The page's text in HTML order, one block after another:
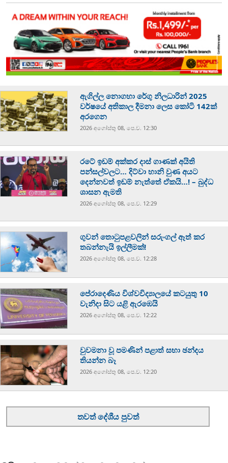
ඇගිල්ල නොගහා රේගු නිලධාරින් 2025
වර්ෂයේ අතිකාල දීමනා ලෙස කෝටි 142ක්
අරගෙන
2026 අගෝස්‍තු 08, පෙ.ව. 12:30
රටේ ඉඩම් අක්කර දාස් ගාණක් අයිති
පන්සල්වලට… දිට්වා හානි වුණ අයට
දෙන්නවත් ඉඩම් නැත්තේ ඒකයි…! – බුද්ධ
ශාසන ඇමති
2026 අගෝස්‍තු 08, පෙ.ව. 12:29
ගුවන් තොටුපළවලින් සරුංගල් ඈත් කර
තබන්නැයි ඉල්ලීමක්!
2026 අගෝස්‍තු 08, පෙ.ව. 12:28
පේරාදෙණිය විශ්වවිද්‍යාලයේ කටයුතු 10
වැනිදා සිට යළි ඇරඹෙයි
2026 අගෝස්‍තු 08, පෙ.ව. 12:22
වුවමනා වූ පමණින් පළාත් සභා ඡන්දය
තියන්න බෑ
2026 අගෝස්‍තු 08, පෙ.ව. 12:20
තවත් දේශීය පුවත්